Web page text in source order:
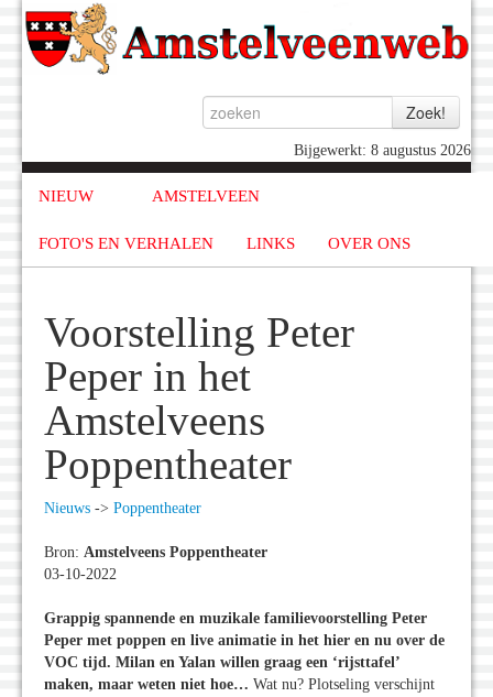
Bijgewerkt: 8 augustus 2026
NIEUW AMSTELVEEN
FOTO'S EN VERHALEN LINKS OVER ONS
Voorstelling Peter
Peper in het
Amstelveens
Poppentheater
Nieuws -> Poppentheater
Bron: Amstelveens Poppentheater
03-10-2022
Grappig spannende en muzikale familievoorstelling Peter
Peper met poppen en live animatie in het hier en nu over de
VOC tijd. Milan en Yalan willen graag een ‘rijsttafel’
maken, maar weten niet hoe… Wat nu? Plotseling verschijnt